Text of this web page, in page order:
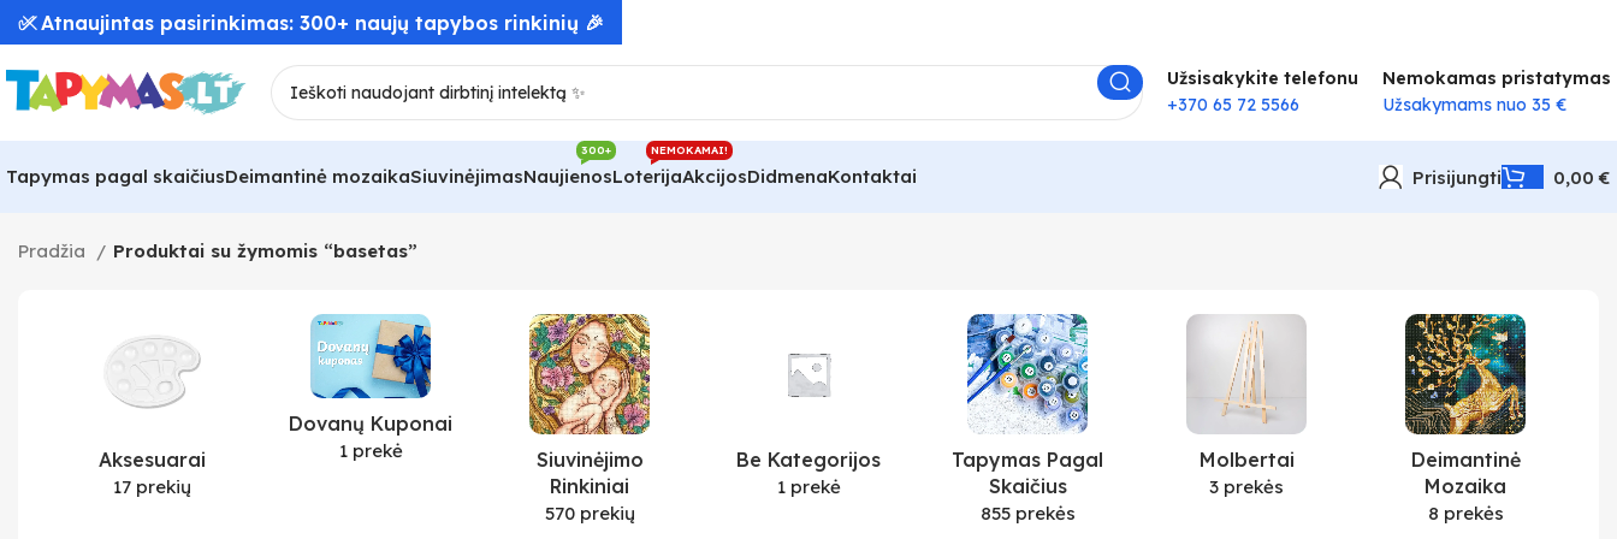
Užsisakykite telefonu
+370 65 72 5566
Nemokamas pristatymas
Užsakymams nuo 35 €
Tapymas pagal skaičiusDeimantinė mozaikaSiuvinėjimasNaujienos
300+
Loterija
NEMOKAMAI!
AkcijosDidmenaKontaktai Prisijungti 0,00€
Pradžia Produktai su žymomis “basetas”
Aksesuarai
17 prekių
Dovanų Kuponai
1 prekė
Siuvinėjimo
Rinkiniai
570 prekių
Be Kategorijos
1 prekė
Tapymas Pagal
Skaičius
855 prekės
Molbertai
3 prekės
Deimantinė
Mozaika
8 prekės
✅ Atnaujintas pasirinkimas: 300+ naujų tapybos rinkinių 🎉